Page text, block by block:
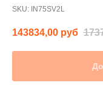
SKU: IN75SV2L
143834,00 руб